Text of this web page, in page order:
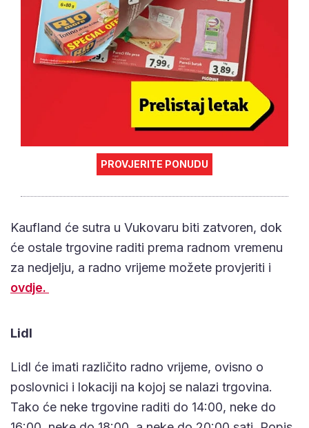
PROVJERITE PONUDU
Kaufland će sutra u Vukovaru biti zatvoren, dok
će ostale trgovine raditi prema radnom vremenu
za nedjelju, a radno vrijeme možete provjeriti i
ovdje.
Lidl
Lidl će imati različito radno vrijeme, ovisno o
poslovnici i lokaciji na kojoj se nalazi trgovina.
Tako će neke trgovine raditi do 14:00, neke do